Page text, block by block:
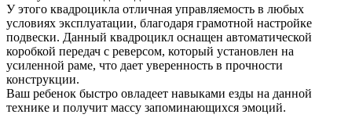
У этого квадроцикла отличная управляемость в любых
условиях эксплуатации, благодаря грамотной настройке
подвески. Данный квадроцикл оснащен автоматической
коробкой передач с реверсом, который установлен на
усиленной раме, что дает уверенность в прочности
конструкции.
Ваш ребенок быстро овладеет навыками езды на данной
технике и получит массу запоминающихся эмоций.